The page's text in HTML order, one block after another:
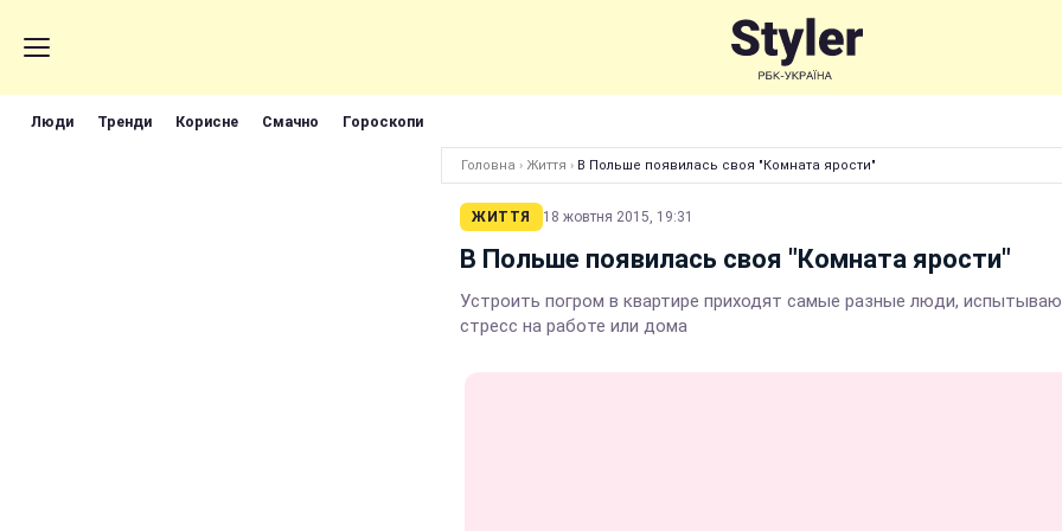
Люди Тренди Корисне Смачно Гороскопи
Головна › Життя › В Польше появилась своя "Комната ярости"
ЖИТТЯ 18 жовтня 2015, 19:31
В Польше появилась своя "Комната ярости"
Устроить погром в квартире приходят самые разные люди,
стресс на работе или дома